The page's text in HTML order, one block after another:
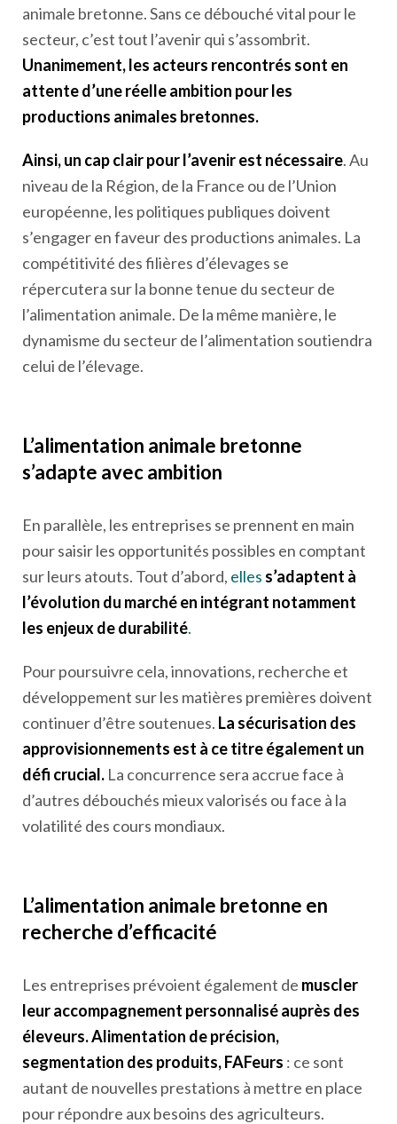
animale bretonne. Sans ce débouché vital pour le
secteur, c’est tout l’avenir qui s’assombrit.
Unanimement, les acteurs rencontrés sont en
attente d’une réelle ambition pour les
productions animales bretonnes.
Ainsi, un cap clair pour l’avenir est nécessaire. Au
niveau de la Région, de la France ou de l’Union
européenne, les politiques publiques doivent
s’engager en faveur des productions animales. La
compétitivité des filières d’élevages se
répercutera sur la bonne tenue du secteur de
l’alimentation animale. De la même manière, le
dynamisme du secteur de l’alimentation soutiendra
celui de l’élevage.
L’alimentation animale bretonne
s’adapte avec ambition
En parallèle, les entreprises se prennent en main
pour saisir les opportunités possibles en comptant
sur leurs atouts. Tout d’abord, elles s’adaptent à
l’évolution du marché en intégrant notamment
les enjeux de durabilité.
Pour poursuivre cela, innovations, recherche et
développement sur les matières premières doivent
continuer d’être soutenues. La sécurisation des
approvisionnements est à ce titre également un
défi crucial. La concurrence sera accrue face à
d’autres débouchés mieux valorisés ou face à la
volatilité des cours mondiaux.
L’alimentation animale bretonne en
recherche d’efficacité
Les entreprises prévoient également de muscler
leur accompagnement personnalisé auprès des
éleveurs. Alimentation de précision,
segmentation des produits, FAFeurs : ce sont
autant de nouvelles prestations à mettre en place
pour répondre aux besoins des agriculteurs.